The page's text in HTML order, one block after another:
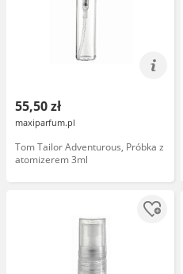
55,50 zł
maxiparfum.pl
Tom Tailor Adventurous, Próbka z
atomizerem 3ml